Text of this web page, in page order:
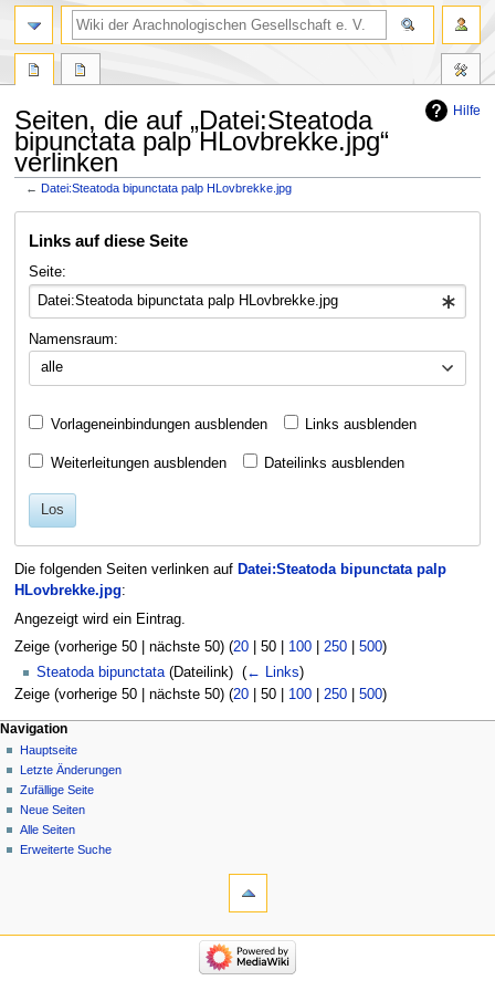
Hilfe
Seiten, die auf „Datei:Steatoda
bipunctata palp HLovbrekke.jpg“
verlinken
←Datei:Steatoda bipunctata palp HLovbrekke.jpg
Navigation
Suche
Links auf diese Seite
Seite:
Namensraum:
alle
Vorlageneinbindungen ausblenden Links ausblenden
Weiterleitungen ausblenden Dateilinks ausblenden
Los
Die folgenden Seiten verlinken auf Datei:Steatoda bipunctata palp
HLovbrekke.jpg:
Angezeigt wird ein Eintrag.
Zeige (vorherige 50| nächste 50) (20| 50| 100| 250| 500)
Steatoda bipunctata(Dateilink) ‎ (← Links)
Zeige (vorherige 50| nächste 50) (20| 50| 100| 250| 500)
Navigation
Hauptseite
Letzte Änderungen
Zufällige Seite
Neue Seiten
Alle Seiten
Erweiterte Suche